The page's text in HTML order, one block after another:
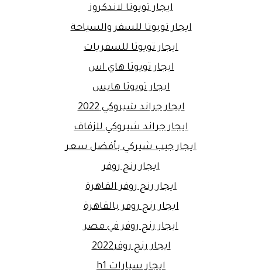
ايجار تويوتا لاندكروز
ايجار تويوتا للسفر والسياحة
ايجار تويوتا للسفريات
ايجار تويوتا هاي اس
ايجار تويوتا هايس
ايجار جراند شيروكي 2022
ايجار جراند شيروكي للزفاف
ايجار جيب شيركي بأفضل سعر
ايجار رنج روفر
ايجار رنج روفر القاهرة
ايجار رنج روفر بالقاهرة
ايجار رنج روفر في مصر
ايجار رنج روفر2022
ايجار سيارات h1